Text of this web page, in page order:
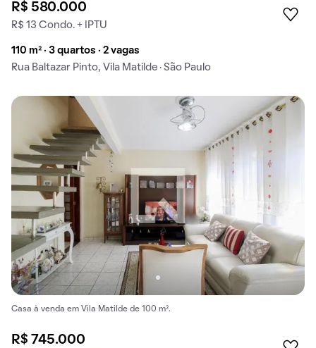
R$ 580.000
R$ 13 Condo. + IPTU
110 m² · 3 quartos · 2 vagas
Rua Baltazar Pinto, Vila Matilde · São Paulo
Casa à venda em Vila Matilde de 100 m².
R$ 745.000